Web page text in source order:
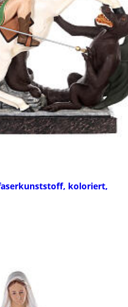
koloriert,